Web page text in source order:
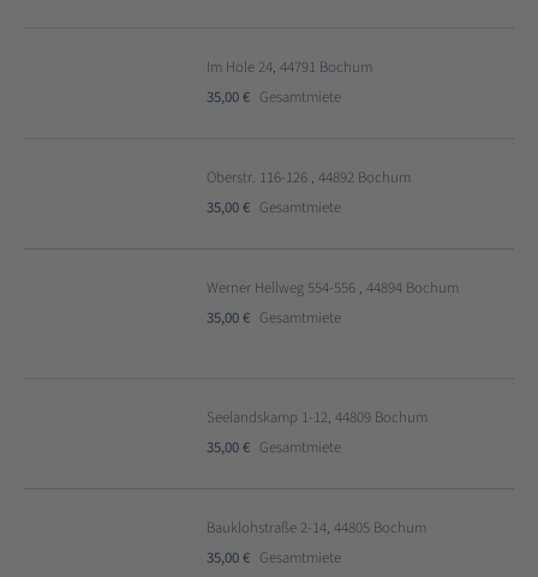
Im Hole 24, 44791 Bochum
35,00 € Gesamtmiete
Oberstr. 116-126 , 44892 Bochum
35,00 € Gesamtmiete
Werner Hellweg 554-556 , 44894 Bochum
35,00 € Gesamtmiete
Seelandskamp 1-12, 44809 Bochum
35,00 € Gesamtmiete
Bauklohstraße 2-14, 44805 Bochum
35,00 € Gesamtmiete